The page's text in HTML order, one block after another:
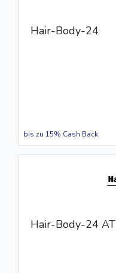
Hair-Body-24
bis zu 15% Cash Back
Hair-Body-24 AT